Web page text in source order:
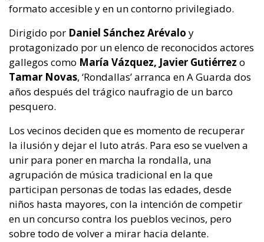
formato accesible y en un contorno privilegiado.
Dirigido por Daniel Sánchez Arévalo y
protagonizado por un elenco de reconocidos actores
gallegos como María Vázquez, Javier Gutiérrez o
Tamar Novas, ‘Rondallas’ arranca en A Guarda dos
años después del trágico naufragio de un barco
pesquero.
Los vecinos deciden que es momento de recuperar
la ilusión y dejar el luto atrás. Para eso se vuelven a
unir para poner en marcha la rondalla, una
agrupación de música tradicional en la que
participan personas de todas las edades, desde
niños hasta mayores, con la intención de competir
en un concurso contra los pueblos vecinos, pero
sobre todo de volver a mirar hacia delante.